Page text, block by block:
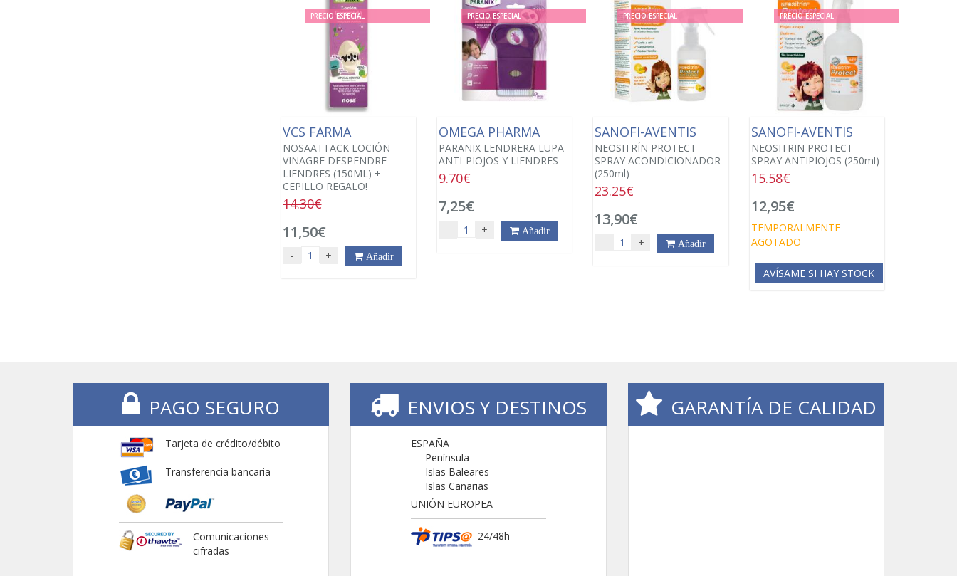
PRECIO ESPECIAL
VCS FARMA
NOSAATTACK LOCIÓN
VINAGRE DESPENDRE
LIENDRES (150ML) +
CEPILLO REGALO!
14.30€
11,50€
- + Añadir
PRECIO ESPECIAL
OMEGA PHARMA
PARANIX LENDRERA LUPA
ANTI-PIOJOS Y LIENDRES
9.70€
7,25€
- + Añadir
PRECIO ESPECIAL
SANOFI-AVENTIS
NEOSITRÍN PROTECT
SPRAY ACONDICIONADOR
(250ml)
23.25€
13,90€
- + Añadir
PRECIO ESPECIAL
SANOFI-AVENTIS
NEOSITRIN PROTECT
SPRAY ANTIPIOJOS (250ml)
15.58€
12,95€
TEMPORALMENTE
AGOTADO
AVÍSAME SI HAY STOCK
PAGO SEGURO
Tarjeta de crédito/débito
Transferencia bancaria
Comunicaciones
cifradas
ENVIOS Y DESTINOS
ESPAÑA
Península
Islas Baleares
Islas Canarias
UNIÓN EUROPEA
24/48h
GARANTÍA DE CALIDAD